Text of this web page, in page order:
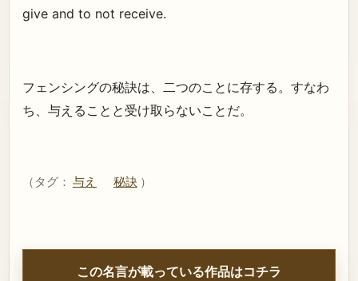
give and to not receive.
フェンシングの秘訣は、二つのことに存する。すなわ
ち、与えることと受け取らないことだ。
（タグ： 与え 秘訣 ）
この名言が載っている作品はコチラ